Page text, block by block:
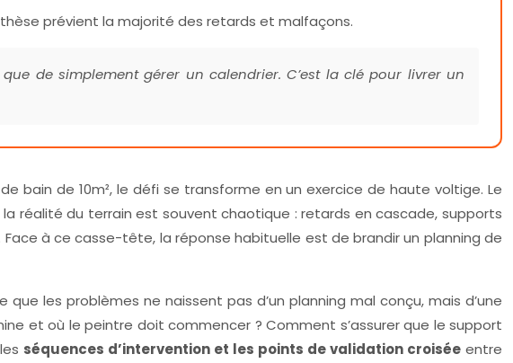
prévient la majorité des retards et malfaçons.
de simplement gérer un calendrier. C’est la clé pour livrer un
bain de 10m², le défi se transforme en un exercice de haute voltige. Le
réalité du terrain est souvent chaotique : retards en cascade, supports
à ce casse-tête, la réponse habituelle est de brandir un planning de
les problèmes ne naissent pas d’un planning mal conçu, mais d’une
et où le peintre doit commencer ? Comment s’assurer que le support
séquences d’intervention et les points de validation croiséeentre